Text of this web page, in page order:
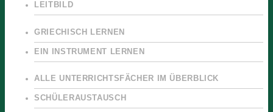
LEITBILD
GRIECHISCH LERNEN
EIN INSTRUMENT LERNEN
ALLE UNTERRICHTSFÄCHER IM ÜBERBLICK
SCHÜLERAUSTAUSCH